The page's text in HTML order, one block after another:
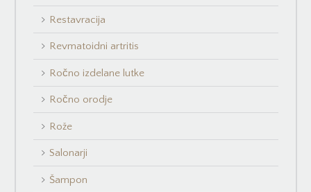
Restavracija
Revmatoidni artritis
Ročno izdelane lutke
Ročno orodje
Rože
Salonarji
Šampon